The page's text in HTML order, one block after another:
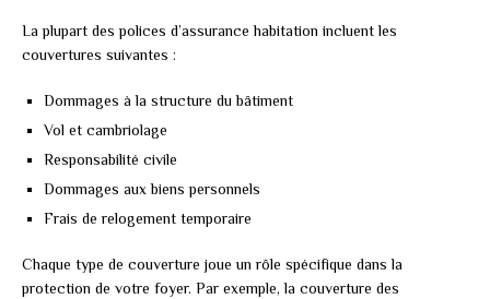
La plupart des polices d’assurance habitation incluent les
couvertures suivantes :
Dommages à la structure du bâtiment
Vol et cambriolage
Responsabilité civile
Dommages aux biens personnels
Frais de relogement temporaire
Chaque type de couverture joue un rôle spécifique dans la
protection de votre foyer. Par exemple, la couverture des